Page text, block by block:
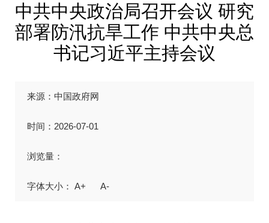
中共中央政治局召开会议 研究
部署防汛抗旱工作 中共中央总
书记习近平主持会议
来源：中国政府网
时间：2026-07-01
浏览量：
A+ A-